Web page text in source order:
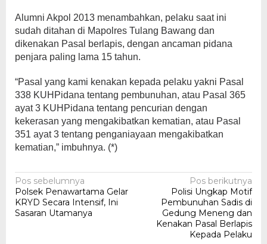
Alumni Akpol 2013 menambahkan, pelaku saat ini
sudah ditahan di Mapolres Tulang Bawang dan
dikenakan Pasal berlapis, dengan ancaman pidana
penjara paling lama 15 tahun.
“Pasal yang kami kenakan kepada pelaku yakni Pasal
338 KUHPidana tentang pembunuhan, atau Pasal 365
ayat 3 KUHPidana tentang pencurian dengan
kekerasan yang mengakibatkan kematian, atau Pasal
351 ayat 3 tentang penganiayaan mengakibatkan
kematian,” imbuhnya. (*)
Navigasi
pos
Pos sebelumnya
Polsek Penawartama Gelar
KRYD Secara Intensif, Ini
Sasaran Utamanya
Pos berikutnya
Polisi Ungkap Motif
Pembunuhan Sadis di
Gedung Meneng dan
Kenakan Pasal Berlapis
Kepada Pelaku